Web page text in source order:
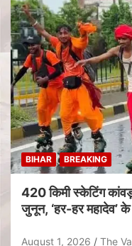
BIHAR BREAKING
420 किमी स्केटिंग
जुनून, ‘हर-हर महादेव’
August 1, 2026 The